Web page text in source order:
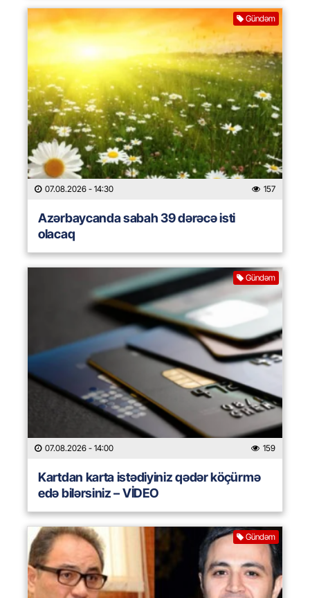
Gündəm
07.08.2026 - 14:30 157
Azərbaycanda sabah 39 dərəcə isti
olacaq
Gündəm
07.08.2026 - 14:00 159
Kartdan karta istədiyiniz qədər köçürmə
edə bilərsiniz – VİDEO
Gündəm